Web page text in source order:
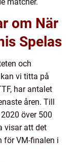
om När
Spelas
och
vi titta på
har antalet
åren. Till
över 500
visar att det
för VM-finalen i